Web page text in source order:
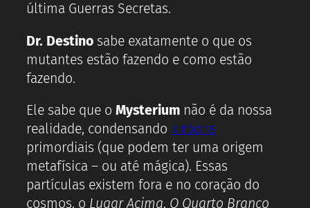
última Guerras Secretas.
Dr. Destinosabe exatamente o que os
mutantes estão fazendo e como estão
fazendo.
Ele sabe que o Mysterium não é da nossa
realidade, condensando kirbons
primordiais (que podem ter uma origem
metafísica – ou até mágica). Essas
partículas existem fora e no coração do
cosmos, o Lugar Acima, O Quarto Branco